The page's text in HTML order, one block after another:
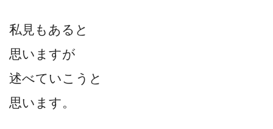
私見もあると
思いますが
述べていこうと
思います。